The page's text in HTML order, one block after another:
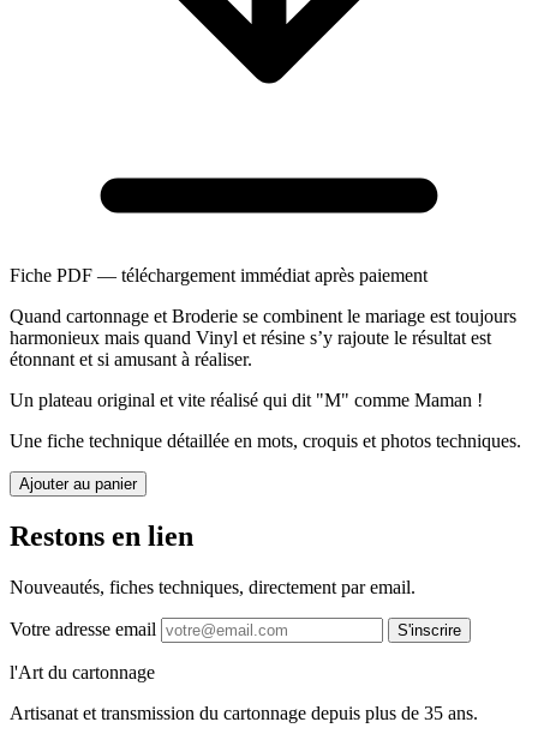
Fiche PDF — téléchargement immédiat après paiement
Quand cartonnage et Broderie se combinent le mariage est toujours
harmonieux mais quand Vinyl et résine s’y rajoute le résultat est
étonnant et si amusant à réaliser.
Un plateau original et vite réalisé qui dit "M" comme Maman !
Une fiche technique détaillée en mots, croquis et photos techniques.
Ajouter au panier
Restons en lien
Nouveautés, fiches techniques, directement par email.
Votre adresse email S'inscrire
l'Art du cartonnage
Artisanat et transmission du cartonnage depuis plus de 35 ans.